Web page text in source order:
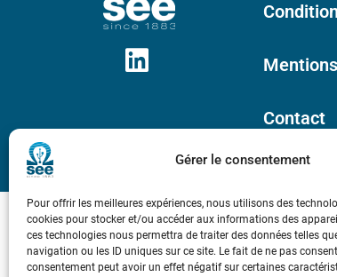
Gérer le consentement
Pour offrir les meilleures expériences, nous utilisons des
cookies pour stocker et/ou accéder aux informations des
ces technologies nous permettra de traiter des données telles
navigation ou les ID uniques sur ce site. Le fait de ne pas
consentement peut avoir un effet négatif sur certaines
Contact